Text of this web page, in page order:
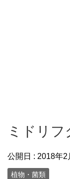
ミドリフ
公開日 : 2018年2
植物・菌類